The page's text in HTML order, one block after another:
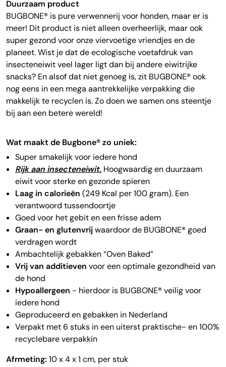
Duurzaam product
BUGBONE® is pure verwennerij voor honden, maar er is
meer! Dit product is niet alleen overheerlijk, maar ook
super gezond voor onze viervoetige vriendjes en de
planeet. Wist je dat de ecologische voetafdruk van
insecteneiwit veel lager ligt dan bij andere eiwitrijke
snacks? En alsof dat niet genoeg is, zit BUGBONE® ook
nog eens in een mega aantrekkelijke verpakking die
makkelijk te recyclen is. Zo doen we samen ons steentje
bij aan een betere wereld!
Wat maakt de Bugbone® zo uniek:
Super smakelijk voor iedere hond
Rijk aan insecteneiwit. Hoogwaardig en duurzaam
eiwit voor sterke en gezonde spieren
Laag in calorieën (249 Kcal per 100 gram). Een
verantwoord tussendoortje
Goed voor het gebit en een frisse adem
Graan- en glutenvrijwaardoor de BUGBONE® goed
verdragen wordt
Ambachtelijk gebakken “Oven Baked”
Vrij van additieven voor een optimale gezondheid van
de hond
Hypoallergeen - hierdoor is BUGBONE® veilig voor
iedere hond
Geproduceerd en gebakken in Nederland
Verpakt met 6 stuks in een uiterst praktische- en 100%
recyclebare verpakkin
Afrmeting: 10 x 4 x 1 cm, per stuk